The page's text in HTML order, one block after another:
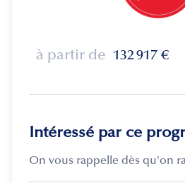
à partir de 132 917 €
Intéressé par ce
On vous rappelle dès qu'on